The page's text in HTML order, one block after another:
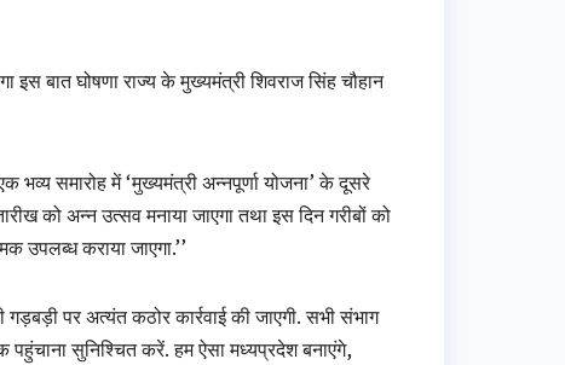
इस बात घोषणा राज्य के मुख्यमंत्री शिवराज सिंह चौहान
समारोह में ‘मुख्यमंत्री अन्नपूर्णा योजना’ के दूसरे
को अन्न उत्सव मनाया जाएगा तथा इस दिन गरीबों को
कराया जाएगा.’’
गड़बड़ी पर अत्यंत कठोर कार्रवाई की जाएगी. सभी संभाग
सुनिश्चित करें. हम ऐसा मध्यप्रदेश बनाएंगे,